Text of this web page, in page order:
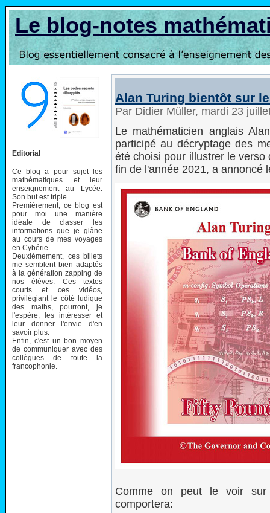
Le blog-notes
Editorial
Ce blog a pour sujet les
mathématiques et leur
enseignement au Lycée.
Son but est triple.
Premièrement, ce blog est
pour moi une manière
idéale de classer les
informations que je glâne
au cours de mes voyages
en Cybérie.
Deuxièmement, ces billets
me semblent bien adaptés
à la génération zapping de
nos élèves. Ces textes
courts et ces vidéos,
privilégiant le côté ludique
des maths, pourront, je
l'espère, les intéresser et
leur donner l'envie d'en
savoir plus.
Enfin, c'est un bon moyen
de communiquer avec des
collègues de toute la
francophonie.
Alan Turing bientôt sur
Par Didier Müller, mardi 23
Le mathématicien anglais
participé au décryptage des
été choisi pour illustrer le
fin de l'année 2021, a annoncé
Comme on peut le voir
comportera: